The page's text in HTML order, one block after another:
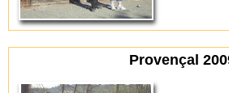
Provençal